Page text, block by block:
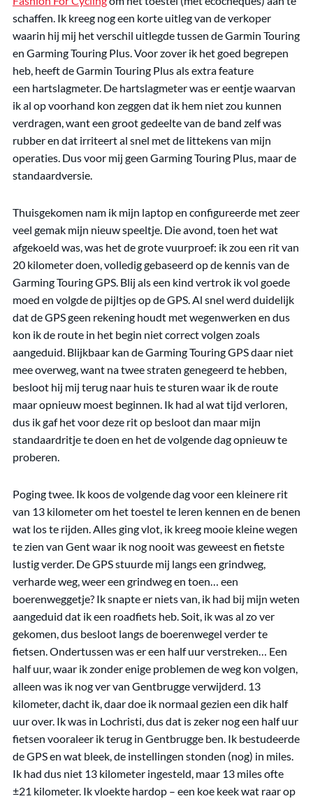
schaffen. Ik kreeg nog een korte uitleg van de verkoper
waarin hij mij het verschil uitlegde tussen de Garmin Touring
en Garming Touring Plus. Voor zover ik het goed begrepen
heb, heeft de Garmin Touring Plus als extra feature
een hartslagmeter. De hartslagmeter was er eentje waarvan
ik al op voorhand kon zeggen dat ik hem niet zou kunnen
verdragen, want een groot gedeelte van de band zelf was
rubber en dat irriteert al snel met de littekens van mijn
operaties. Dus voor mij geen Garming Touring Plus, maar de
standaardversie.
Thuisgekomen nam ik mijn laptop en configureerde met zeer
veel gemak mijn nieuw speeltje. Die avond, toen het wat
afgekoeld was, was het de grote vuurproef: ik zou een rit van
20 kilometer doen, volledig gebaseerd op de kennis van de
Garming Touring GPS. Blij als een kind vertrok ik vol goede
moed en volgde de pijltjes op de GPS. Al snel werd duidelijk
dat de GPS geen rekening houdt met wegenwerken en dus
kon ik de route in het begin niet correct volgen zoals
aangeduid. Blijkbaar kan de Garming Touring GPS daar niet
mee overweg, want na twee straten genegeerd te hebben,
besloot hij mij terug naar huis te sturen waar ik de route
maar opnieuw moest beginnen. Ik had al wat tijd verloren,
dus ik gaf het voor deze rit op besloot dan maar mijn
standaardritje te doen en het de volgende dag opnieuw te
proberen.
Poging twee. Ik koos de volgende dag voor een kleinere rit
van 13 kilometer om het toestel te leren kennen en de benen
wat los te rijden. Alles ging vlot, ik kreeg mooie kleine wegen
te zien van Gent waar ik nog nooit was geweest en fietste
lustig verder. De GPS stuurde mij langs een grindweg,
verharde weg, weer een grindweg en toen… een
boerenweggetje? Ik snapte er niets van, ik had bij mijn weten
aangeduid dat ik een roadfiets heb. Soit, ik was al zo ver
gekomen, dus besloot langs de boerenwegel verder te
fietsen. Ondertussen was er een half uur verstreken… Een
half uur, waar ik zonder enige problemen de weg kon volgen,
alleen was ik nog ver van Gentbrugge verwijderd. 13
kilometer, dacht ik, daar doe ik normaal gezien een dik half
uur over. Ik was in Lochristi, dus dat is zeker nog een half uur
fietsen vooraleer ik terug in Gentbrugge ben. Ik bestudeerde
de GPS en wat bleek, de instellingen stonden (nog) in miles.
Ik had dus niet 13 kilometer ingesteld, maar 13 miles ofte
±21 kilometer. Ik vloekte hardop – een koe keek wat raar op